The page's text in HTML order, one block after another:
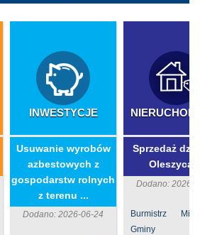
INWESTYCJE
​Usuwanie wyrobów
azbestowych z
gospodarstw rolnych
z terenu ...
Dodano: 2026-06-24
Sprzedaż
Dodano: 2026-
Burmistrz
Gminy